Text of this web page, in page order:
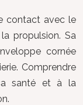
contact avec le
propulsion. Sa
cornée
Comprendre
santé et à la